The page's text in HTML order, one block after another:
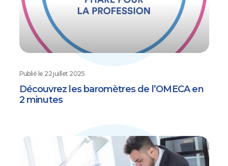
Publié le 22 juillet 2025
Découvrez les baromètres de l’OMECA en
2 minutes